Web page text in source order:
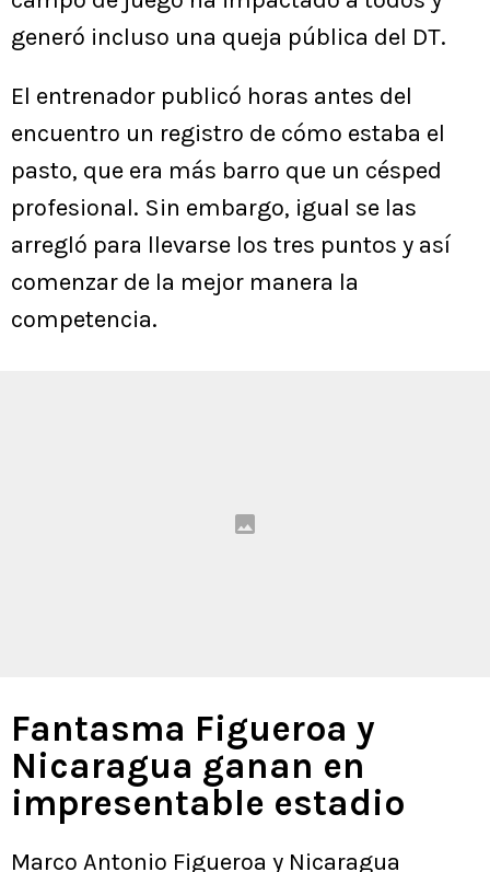
generó incluso una queja pública del DT.
El entrenador publicó horas antes del
encuentro un registro de cómo estaba el
pasto, que era más barro que un césped
profesional. Sin embargo, igual se las
arregló para llevarse los tres puntos y así
comenzar de la mejor manera la
competencia.
Fantasma Figueroa y
Nicaragua ganan en
impresentable estadio
Marco Antonio Figueroa y Nicaragua